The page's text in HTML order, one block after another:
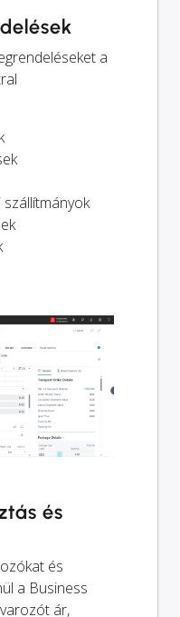
a
és
és
a Business
ár,